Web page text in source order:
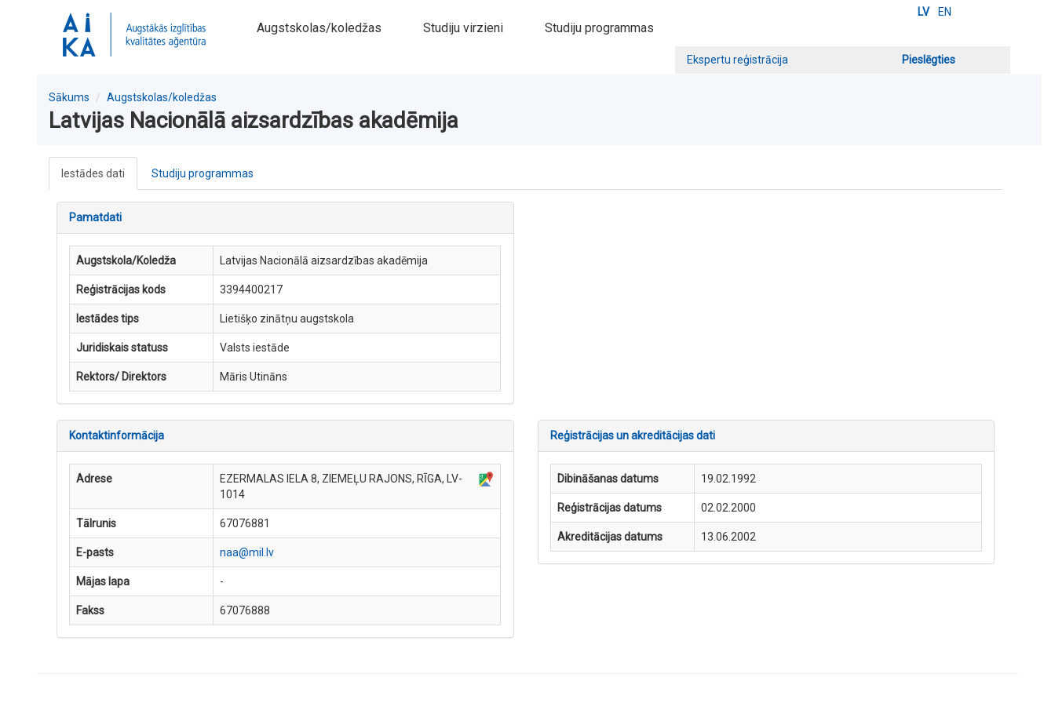
LV EN
Augstskolas/koledžas Studiju virzieni Studiju programmas
Ekspertu reģistrācija Pieslēgties
Sākums Augstskolas/koledžas
Latvijas Nacionālā aizsardzības akadēmija
Iestādes dati Studiju programmas
Pamatdati
Augstskola/Koledža Latvijas Nacionālā aizsardzības akadēmija
Reģistrācijas kods 3394400217
Iestādes tips Lietišķo zinātņu augstskola
Juridiskais statuss Valsts iestāde
Rektors/ Direktors Māris Utināns
Kontaktinformācija
Adrese
EZERMALAS IELA 8, ZIEMEĻU RAJONS, RĪGA, LV-
1014
Tālrunis 67076881
E-pasts naa@mil.lv
Mājas lapa -
Fakss 67076888
Reģistrācijas un akreditācijas dati
Dibināšanas datums 19.02.1992
Reģistrācijas datums 02.02.2000
Akreditācijas datums 13.06.2002